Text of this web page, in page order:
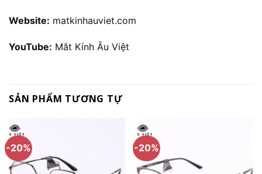
Website: matkinhauviet.com
YouTube: Mắt Kính Âu Việt
SẢN PHẨM TƯƠNG TỰ
-20% -20%